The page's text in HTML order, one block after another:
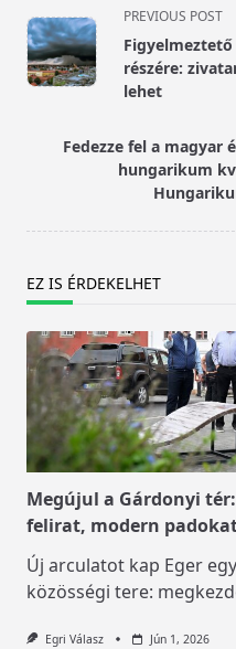
<span
class="nav-
subtitle
screen-
text">Page</span>
PREVIOUS POST
Figyelmeztető
részére:
lehet
Fedezze fel a magyar
hungarikum
EZ IS ÉRDEKELHET
Megújul a Gárdonyi
felirat, modern
Új arculatot kap Eger
közösségi tere:
Egri Válasz Jún 1, 2026